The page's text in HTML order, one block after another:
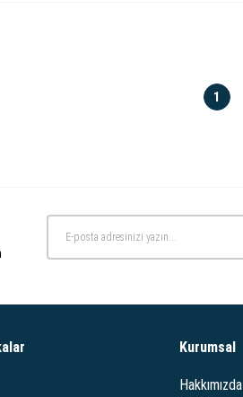
1
Kurumsal
Hakkımızda